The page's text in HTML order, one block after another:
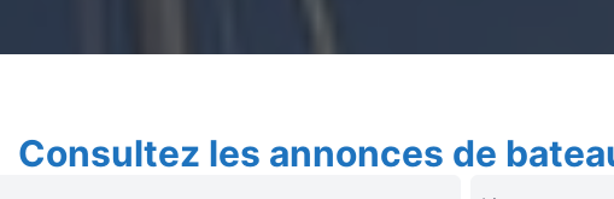
Consultez les annonces de